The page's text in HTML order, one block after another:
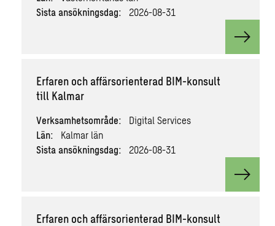
Sista ansökningsdag:
2026-08-31
View
Erfaren och affärsorienterad BIM-konsult
till Kalmar
Verksamhetsområde:
Digital Services
Län:
Kalmar län
Sista ansökningsdag:
2026-08-31
View
Erfaren och affärsorienterad BIM-konsult